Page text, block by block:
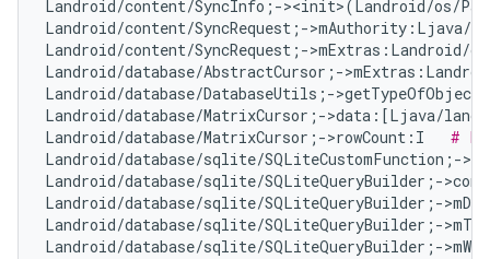
Landroid/content/SyncInfo;-><init>(Landroid/os/
Landroid/content/SyncRequest;-
Landroid/content/SyncRequest;-
Landroid/database/AbstractCursor;-
Landroid/database/DatabaseUtils;-
Landroid/database/MatrixCursor;->data:[Ljava/
Landroid/database/MatrixCursor;->rowCount:I #
Landroid/database/sqlite/
Landroid/database/sqlite/SQLiteQueryBuilder;-
Landroid/database/sqlite/SQLiteQueryBuilder;-
Landroid/database/sqlite/SQLiteQueryBuilder;-
Landroid/database/sqlite/SQLiteQueryBuilder;-